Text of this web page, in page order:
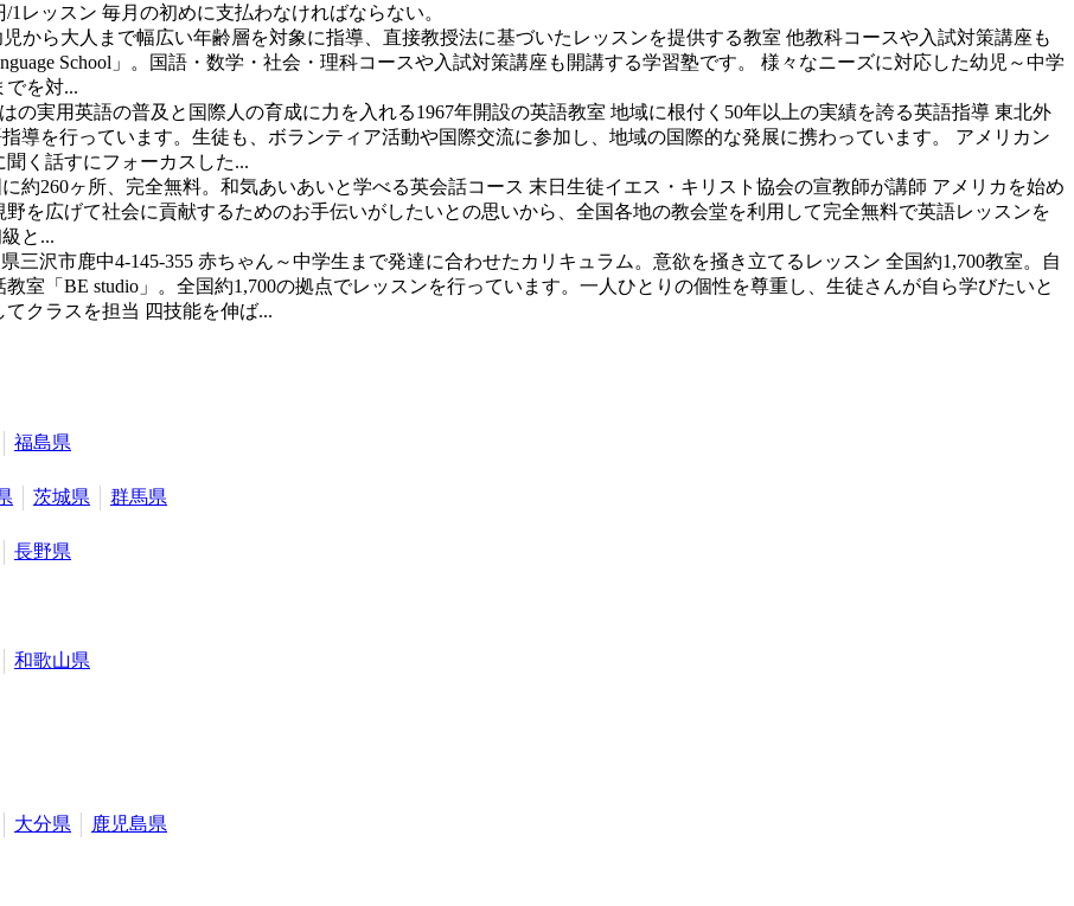
1レッスン 毎月の初めに支払わなければならない。
児から大人まで幅広い年齢層を対象に指導、直接教授法に基づいたレッスンを提供する教室 他教科コースや入試対策講座も
School」。国語・数学・社会・理科コースや入試対策講座も開講する学習塾です。 様々なニーズに対応した幼児～中学
でを対...
の実用英語の普及と国際人の育成に力を入れる1967年開設の英語教室 地域に根付く50年以上の実績を誇る英語指導 東北外
導を行っています。生徒も、ボランティア活動や国際交流に参加し、地域の国際的な発展に携わっています。 アメリカン
く話すにフォーカスした...
約260ヶ所、完全無料。和気あいあいと学べる英会話コース 末日生徒イエス・キリスト協会の宣教師が講師 アメリカを始め
を広げて社会に貢献するためのお手伝いがしたいとの思いから、全国各地の教会堂を利用して完全無料で英語レッスンを
と...
三沢市鹿中4-145-355 赤ちゃん～中学生まで発達に合わせたカリキュラム。意欲を掻き立てるレッスン 全国約1,700教室。自
室「BE studio」。全国約1,700の拠点でレッスンを行っています。一人ひとりの個性を尊重し、生徒さんが自ら学びたいと
クラスを担当 四技能を伸ば...
福島県
茨城県 群馬県
長野県
和歌山県
大分県 鹿児島県